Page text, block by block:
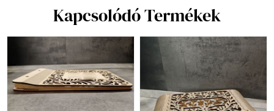
Kapcsolódó Termékek